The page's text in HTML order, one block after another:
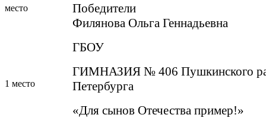
место Победители
1 место
Филянова Ольга Геннадьевна
ГБОУ
ГИМНАЗИЯ № 406 Пушкинского
Петербурга
«Для сынов Отечества пример!»